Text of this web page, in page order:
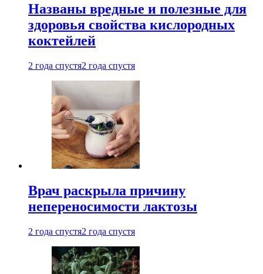
Названы вредные и полезные для
здоровья свойства кислородных
коктейлей
2 года спустя2 года спустя
Врач раскрыла причину
непереносимости лактозы
2 года спустя2 года спустя